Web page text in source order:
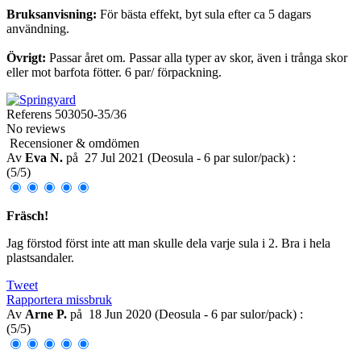
Bruksanvisning: För bästa effekt, byt sula efter ca 5 dagars
användning.
Övrigt: Passar året om. Passar alla typer av skor, även i trånga skor
eller mot barfota fötter. 6 par/ förpackning.
Referens 503050-35/36
No reviews
Recensioner & omdömen
Av Eva N. på 27 Jul 2021 (Deosula - 6 par sulor/pack) :
(5/5)
Fräsch!
Jag förstod först inte att man skulle dela varje sula i 2. Bra i hela
plastsandaler.
Tweet
Rapportera missbruk
Av Arne P. på 18 Jun 2020 (Deosula - 6 par sulor/pack) :
(5/5)